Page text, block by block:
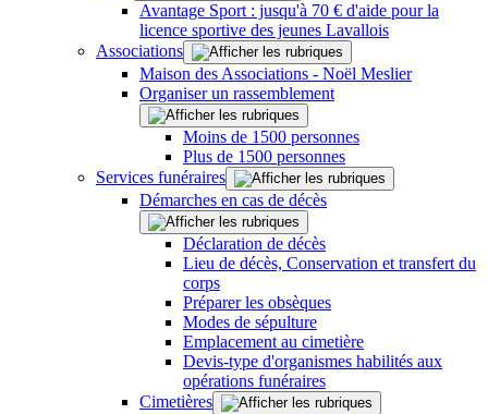
Avantage Sport : jusqu'à 70 € d'aide pour la
licence sportive des jeunes Lavallois
Associations
Maison des Associations - Noël Meslier
Organiser un rassemblement
Moins de 1500 personnes
Plus de 1500 personnes
Services funéraires
Démarches en cas de décès
Déclaration de décès
Lieu de décès, Conservation et transfert du
corps
Préparer les obsèques
Modes de sépulture
Emplacement au cimetière
Devis-type d'organismes habilités aux
opérations funéraires
Cimetières